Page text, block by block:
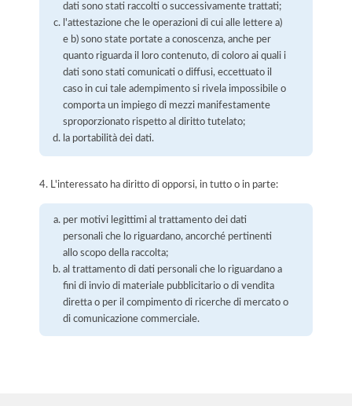
dati sono stati raccolti o successivamente trattati;
l'attestazione che le operazioni di cui alle lettere a)
e b) sono state portate a conoscenza, anche per
quanto riguarda il loro contenuto, di coloro ai quali i
dati sono stati comunicati o diffusi, eccettuato il
caso in cui tale adempimento si rivela impossibile o
comporta un impiego di mezzi manifestamente
sproporzionato rispetto al diritto tutelato;
la portabilità dei dati.
4. L'interessato ha diritto di opporsi, in tutto o in parte:
per motivi legittimi al trattamento dei dati
personali che lo riguardano, ancorché pertinenti
allo scopo della raccolta;
al trattamento di dati personali che lo riguardano a
fini di invio di materiale pubblicitario o di vendita
diretta o per il compimento di ricerche di mercato o
di comunicazione commerciale.